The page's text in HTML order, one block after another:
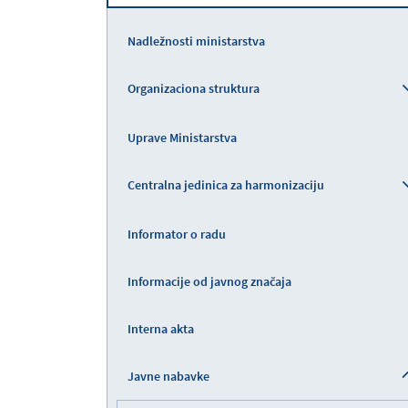
Nadležnosti ministarstva
Organizaciona struktura
Uprave Ministarstva
Centralna jedinica za harmonizaciju
Informator o radu
Informacije od javnog značaja
Interna akta
Javne nabavke